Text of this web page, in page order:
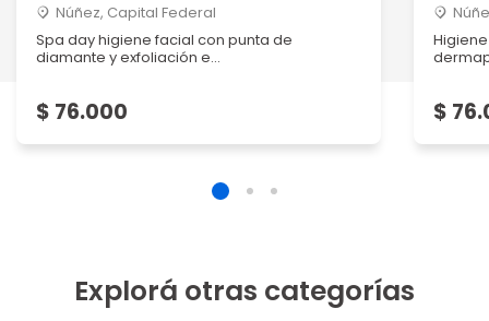
Núñez, Capital Federal
Spa day higiene facial con punta de
diamante y exfoliación e...
$ 76.000 $
Explorá otras categorías